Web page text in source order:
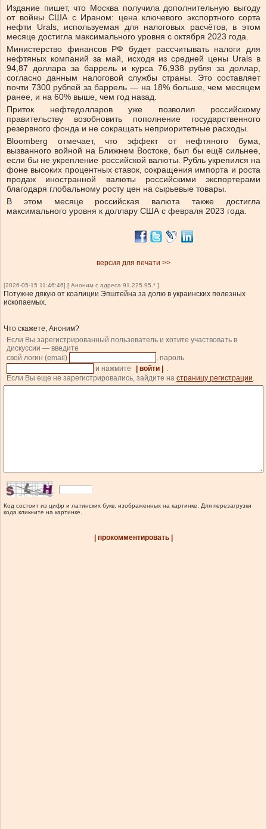
Издание пишет, что Москва получила дополнительную выгоду
от войны США с Ираном: цена ключевого экспортного сорта
нефти Urals, используемая для налоговых расчётов, в этом
месяце достигла максимального уровня с октября 2023 года.
Министерство финансов РФ будет рассчитывать налоги для
нефтяных компаний за май, исходя из средней цены Urals в
94,87 доллара за баррель и курса 76,938 рубля за доллар,
согласно данным налоговой службы страны. Это составляет
почти 7300 рублей за баррель — на 18% больше, чем месяцем
ранее, и на 60% выше, чем год назад.
Приток нефтедолларов уже позволил российскому
правительству возобновить пополнение государственного
резервного фонда и не сокращать неприоритетные расходы.
Bloomberg отмечает, что эффект от нефтяного бума,
вызванного войной на Ближнем Востоке, был бы ещё сильнее,
если бы не укрепление российской валюты. Рубль укрепился на
фоне высоких процентных ставок, сокращения импорта и роста
продаж иностранной валюты российскими экспортерами
благодаря глобальному росту цен на сырьевые товары.
В этом месяце российская валюта также достигла
максимального уровня к доллару США с февраля 2023 года.
версия для печати >>
[2026-05-15 11:46:46] [ Аноним с адреса 91.225.95.* ]
Потужне дякую от коалиции Эпштейна за долю в украинских полезных
ископаемых.
Что скажете, Аноним?
Если Вы зарегистрированный пользователь и хотите участвовать в
дискуссии — введите
свой логин (email)
, пароль
и нажмите
| войти |
.
Если Вы еще не зарегистрировались, зайдите на страницу регистрации.
Код состоит из цифр и латинских букв, изображенных на картинке. Для перезагрузки
кода кликните на картинке.
| прокомментировать |